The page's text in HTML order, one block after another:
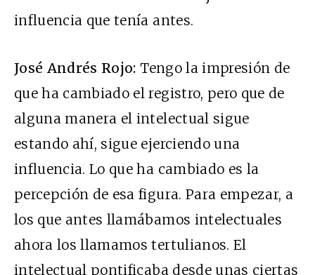
influencia que tenía antes.
José Andrés Rojo: Tengo la impresión de
que ha cambiado el registro, pero que de
alguna manera el intelectual sigue
estando ahí, sigue ejerciendo una
influencia. Lo que ha cambiado es la
percepción de esa figura. Para empezar, a
los que antes llamábamos intelectuales
ahora los llamamos tertulianos. El
intelectual pontificaba desde unas ciertas